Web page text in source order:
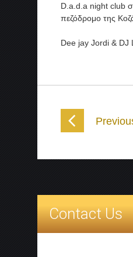
D.a.d.a night club
πεζόδρομο της
Dee jay Jordi & DJ
Contact Us